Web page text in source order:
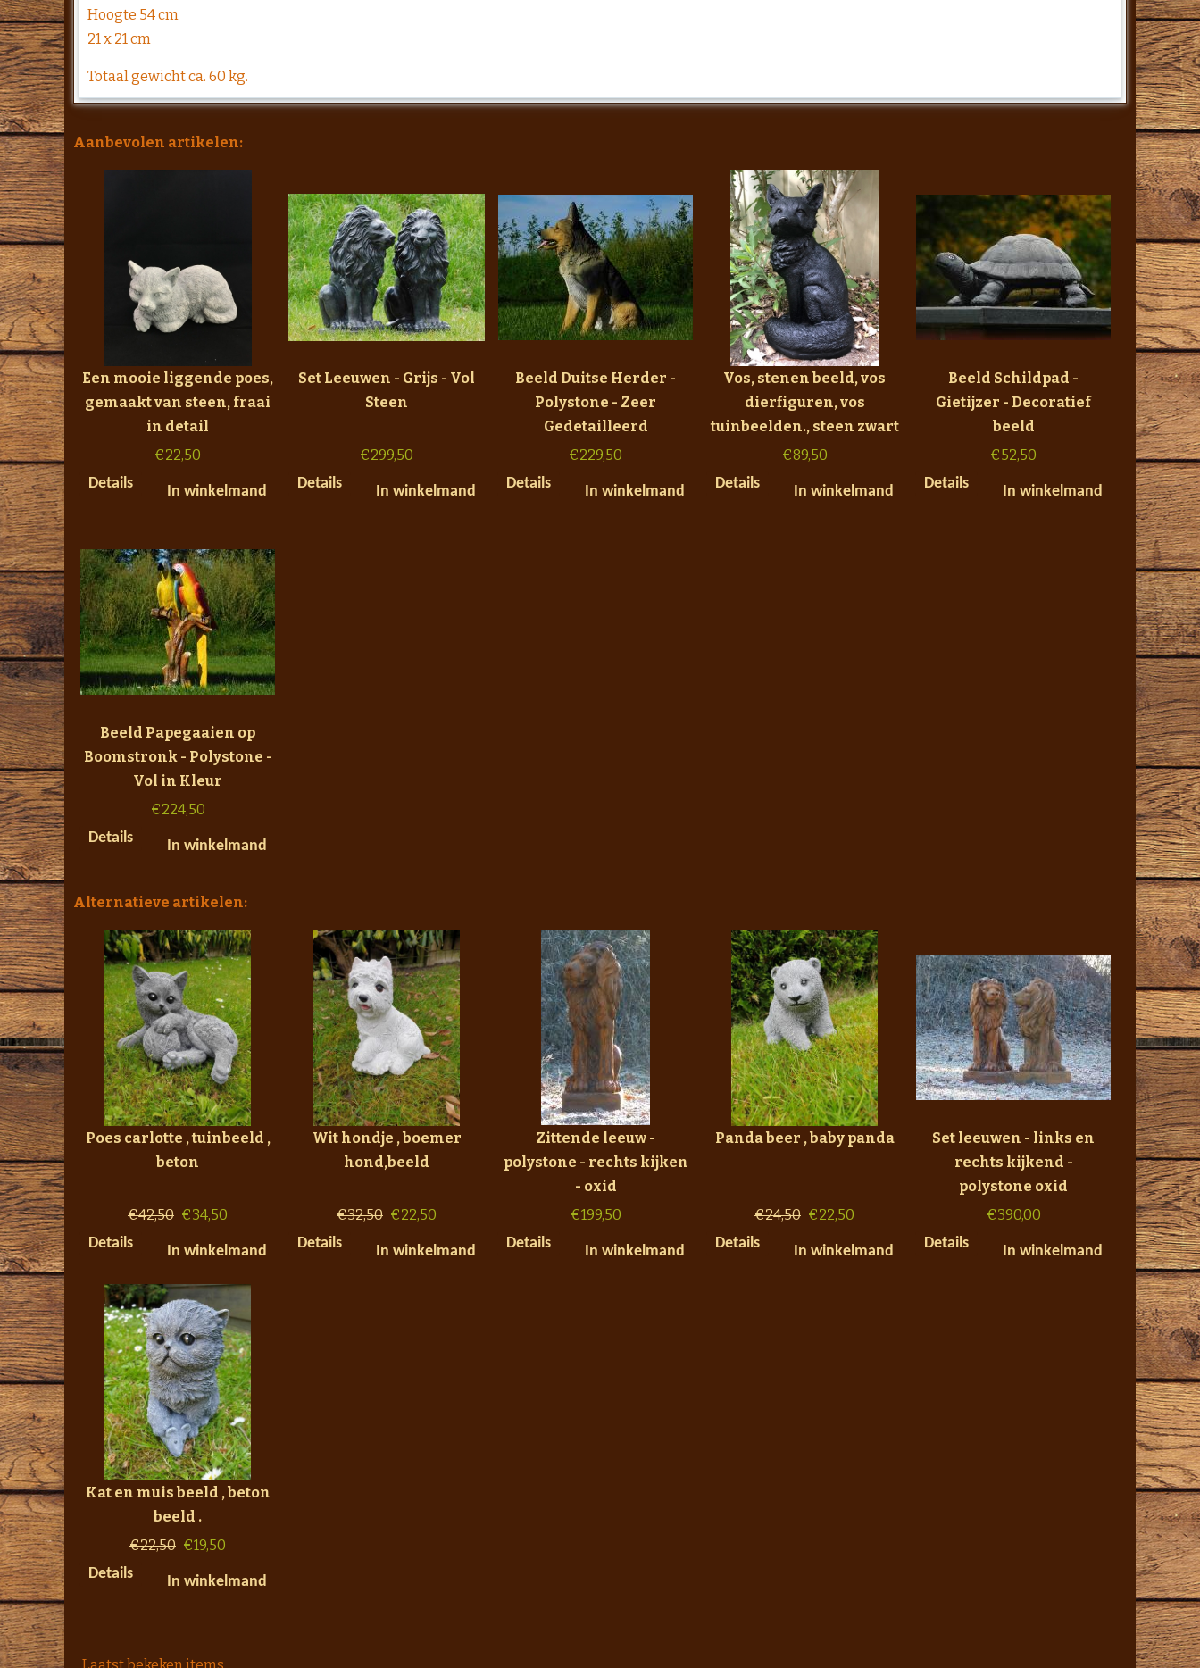
Hoogte 54 cm
21 x 21 cm
Totaal gewicht ca. 60 kg.
Aanbevolen artikelen:
Een mooie liggende poes,
gemaakt van steen, fraai
in detail
€22,50
Details
In winkelmand
Set Leeuwen - Grijs - Vol
Steen
€299,50
Details
In winkelmand
Beeld Duitse Herder -
Polystone - Zeer
Gedetailleerd
€229,50
Details
In winkelmand
Vos, stenen beeld, vos
dierfiguren, vos
tuinbeelden., steen zwart
€89,50
Details
In winkelmand
Beeld Schildpad -
Gietijzer - Decoratief
beeld
€52,50
Details
In winkelmand
Beeld Papegaaien op
Boomstronk - Polystone -
Vol in Kleur
€224,50
Details
In winkelmand
Alternatieve artikelen:
Poes carlotte , tuinbeeld ,
beton
€42,50 €34,50
Details
In winkelmand
Wit hondje , boemer
hond,beeld
€32,50 €22,50
Details
In winkelmand
Zittende leeuw -
polystone - rechts kijken
- oxid
€199,50
Details
In winkelmand
Panda beer , baby panda
€24,50 €22,50
Details
In winkelmand
Set leeuwen - links en
rechts kijkend -
polystone oxid
€390,00
Details
In winkelmand
Kat en muis beeld , beton
beeld .
€22,50 €19,50
Details
In winkelmand
Laatst bekeken items